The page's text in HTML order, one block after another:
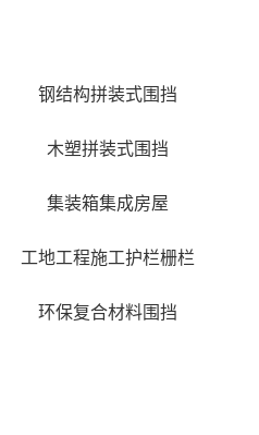
钢结构拼装式围挡
木塑拼装式围挡
集装箱集成房屋
工地工程施工护栏栅栏
环保复合材料围挡